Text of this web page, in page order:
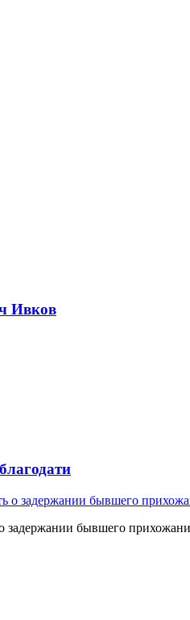
Ивков
задержании бывшего